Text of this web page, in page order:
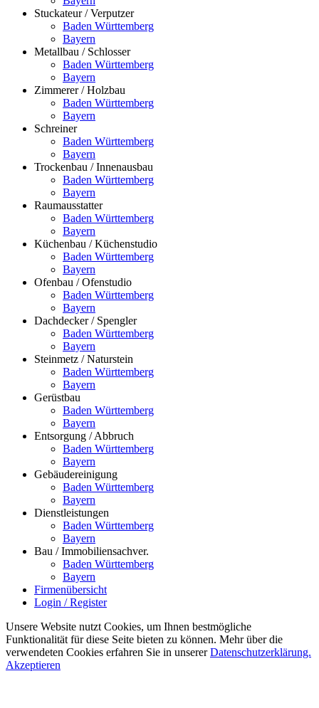
Stuckateur / Verputzer
Baden Württemberg
Bayern
Metallbau / Schlosser
Baden Württemberg
Bayern
Zimmerer / Holzbau
Baden Württemberg
Bayern
Schreiner
Baden Württemberg
Bayern
Trockenbau / Innenausbau
Baden Württemberg
Bayern
Raumausstatter
Baden Württemberg
Bayern
Küchenbau / Küchenstudio
Baden Württemberg
Bayern
Ofenbau / Ofenstudio
Baden Württemberg
Bayern
Dachdecker / Spengler
Baden Württemberg
Bayern
Steinmetz / Naturstein
Baden Württemberg
Bayern
Gerüstbau
Baden Württemberg
Bayern
Entsorgung / Abbruch
Baden Württemberg
Bayern
Gebäudereinigung
Baden Württemberg
Bayern
Dienstleistungen
Baden Württemberg
Bayern
Bau / Immobiliensachver.
Baden Württemberg
Bayern
Firmenübersicht
Login / Register
Unsere Website nutzt Cookies, um Ihnen bestmögliche
Funktionalität für diese Seite bieten zu können. Mehr über die
verwendeten Cookies erfahren Sie in unsererDatenschutzerklärung.
Akzeptieren